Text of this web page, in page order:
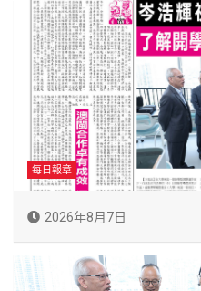
每日報章
2026年8月7日